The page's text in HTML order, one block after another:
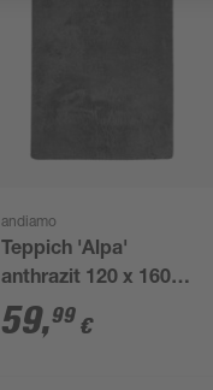
andiamo
Teppich 'Alpa'
anthrazit 120 x 160
cm
59,99 €